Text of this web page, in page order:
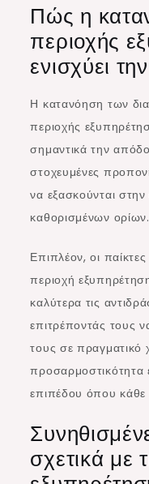
Πώς η
περιοχής
ενισχύει
Η κατανόηση των
περιοχής
σημαντικά την
στοχευμένες
να εξασκούνται
καθορισμένων ορίων.
Επιπλέον, οι
περιοχή
καλύτερα τις
επιτρέποντάς τους
τους σε πραγματικό
προσαρμοστικότητα
επιπέδου όπου κάθε
σχετικά με